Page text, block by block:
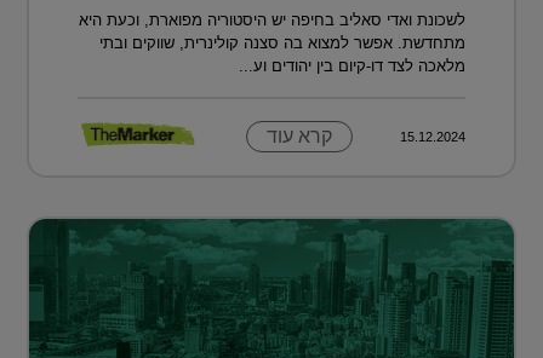
לשכונת ואדי סאליב בחיפה יש היסטוריה מפוארת, וכעת היא
מתחדשת. אפשר למצוא בה סצנה קולינרית, שווקים ובתי
מלאכה לצד דו-קיום בין יהודים וע...
15.12.2024 קרא עוד